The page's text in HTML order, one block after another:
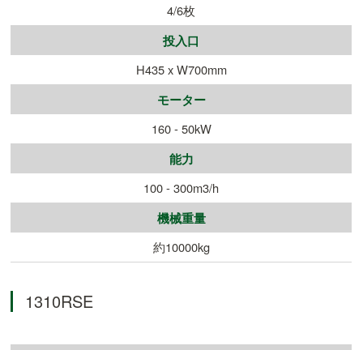
4/6枚
投入口
H435 x W700mm
モーター
160 - 50kW
能力
100 - 300m3/h
機械重量
約10000kg
1310RSE